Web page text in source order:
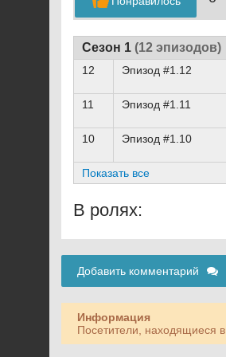
Сезон 1 (12 эпизодов)
12 Эпизод #1.12
11
Эпизод #1.11
10
Эпизод #1.10
Показать все
В ролях:
Добавить комментарий
Информация
Посетители, находящиеся в